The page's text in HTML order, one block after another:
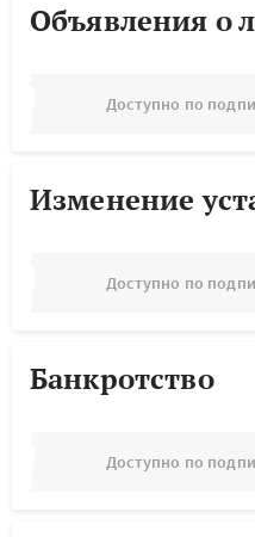
Объявления о
Доступно по
Изменение
Доступно по
Банкротство
Доступно по